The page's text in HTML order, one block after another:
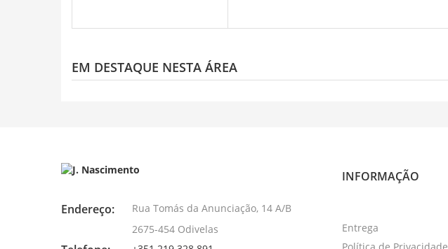
EM DESTAQUE NESTA ÁREA
Endereço:
Rua Tomás da Anunciação, 14 A/B
2675-454 Odivelas
INFORMAÇÃO
Entrega